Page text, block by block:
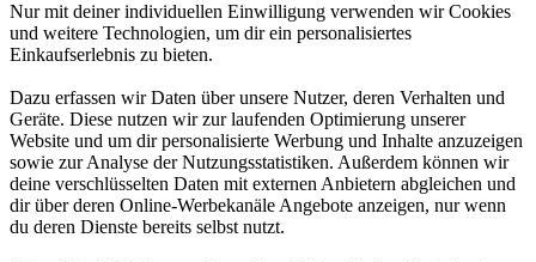
Nur mit deiner individuellen Einwilligung verwenden wir Cookies
und weitere Technologien, um dir ein personalisiertes
Einkaufserlebnis zu bieten.
Dazu erfassen wir Daten über unsere Nutzer, deren Verhalten und
Geräte. Diese nutzen wir zur laufenden Optimierung unserer
Website und um dir personalisierte Werbung und Inhalte anzuzeigen
sowie zur Analyse der Nutzungsstatistiken. Außerdem können wir
deine verschlüsselten Daten mit externen Anbietern abgleichen und
dir über deren Online-Werbekanäle Angebote anzeigen, nur wenn
du deren Dienste bereits selbst nutzt.